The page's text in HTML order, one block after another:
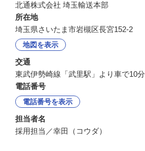
北通株式会社 埼玉輸送本部
所在地
埼玉県さいたま市岩槻区長宮152-2
地図を表示
交通
東武伊勢崎線「武里駅」より車で10分
電話番号
電話番号を表示
担当者名
採用担当／幸田（コウダ）